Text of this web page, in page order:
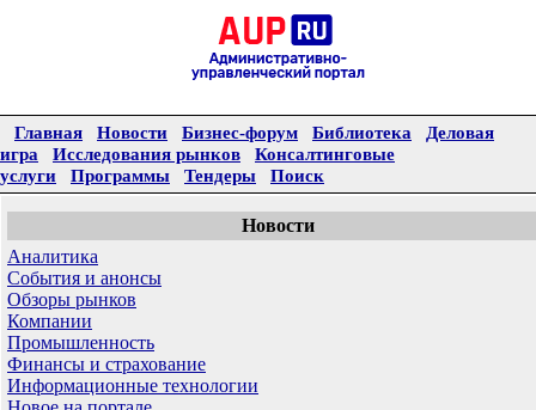
Главная Новости Бизнес-форум Библиотека
Деловая
игра
Исследования рынков
Консалтинговые
услуги
Программы Тендеры Поиск
Новости
Аналитика
События и анонсы
Обзоры рынков
Компании
Промышленность
Финансы и страхование
Информационные технологии